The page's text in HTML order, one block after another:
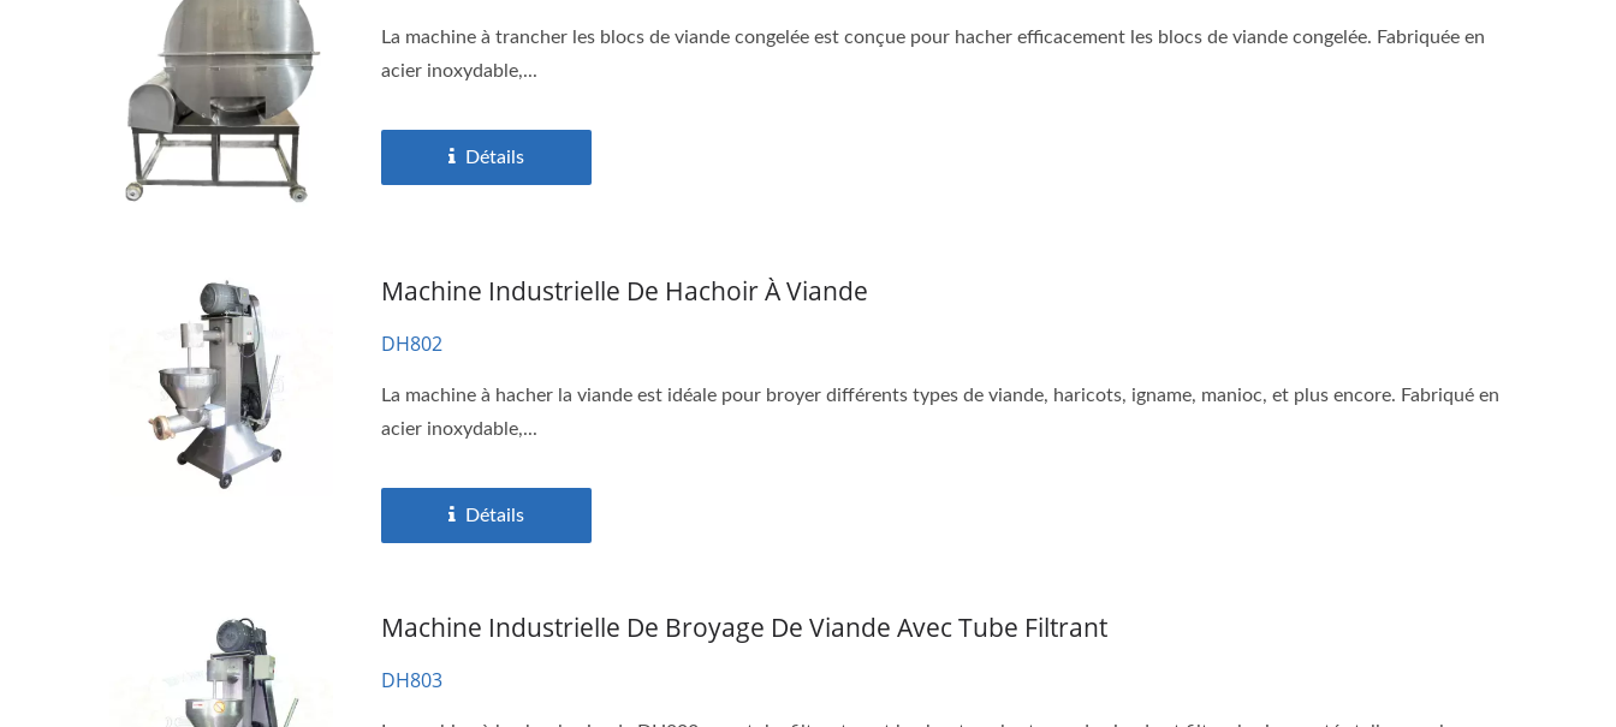
La machine à trancher les blocs de viande congelée est conçue pour hacher efficacement les blocs de viande congelée. Fabriquée en
acier inoxydable,...
Détails
Machine Industrielle De Hachoir À Viande
DH802
La machine à hacher la viande est idéale pour broyer différents types de viande, haricots, igname, manioc, et plus encore. Fabriqué en
acier inoxydable,...
Détails
Machine Industrielle De Broyage De Viande Avec Tube Filtrant
DH803